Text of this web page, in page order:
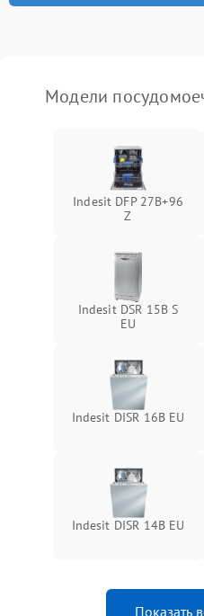
Модели
Indesit DFP 27B+96
Z
Indesit DSR 15B S
EU
Indesit DISR 16B EU
Indesit DISR 14B EU
Показать